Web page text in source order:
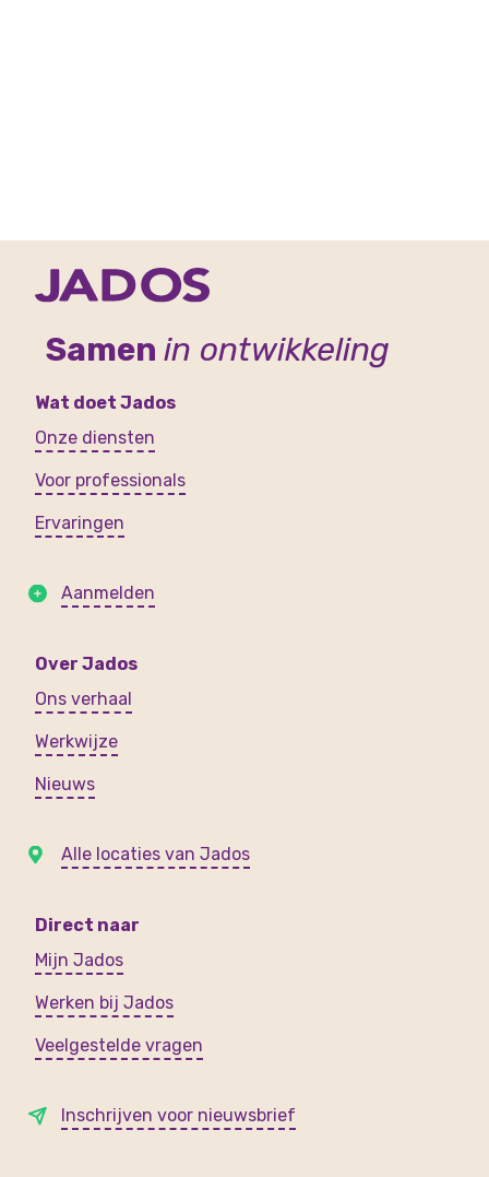
Samen in ontwikkeling
Wat doet Jados
Onze diensten
Voor professionals
Ervaringen
Aanmelden
Over Jados
Ons verhaal
Werkwijze
Nieuws
Alle locaties van Jados
Direct naar
Mijn Jados
Werken bij Jados
Veelgestelde vragen
Inschrijven voor nieuwsbrief